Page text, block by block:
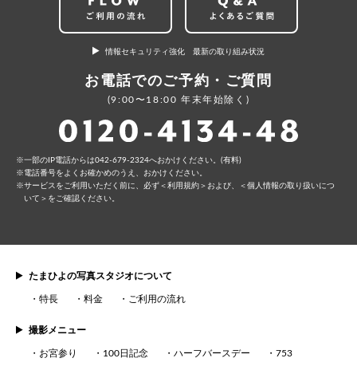
情報セキュリティ強化 最新の取り組み状況
お電話でのご予約・ご質問
(9:00〜18:00 年末年始除く)
⼀部のIP電話からは042-679-2324へおかけください。(有料)
電話番号をよくお確かめのうえ、おかけください。
サービスをご利⽤いただく前に、必ず ＜利⽤規約＞ および、
＜個⼈情報の取り扱いにつ
いて＞ をご確認ください。
たまひよの写真スタジオについて
特長 料金 ご利用の流れ
撮影メニュー
お宮参り 100日記念 ハーフバースデー 753